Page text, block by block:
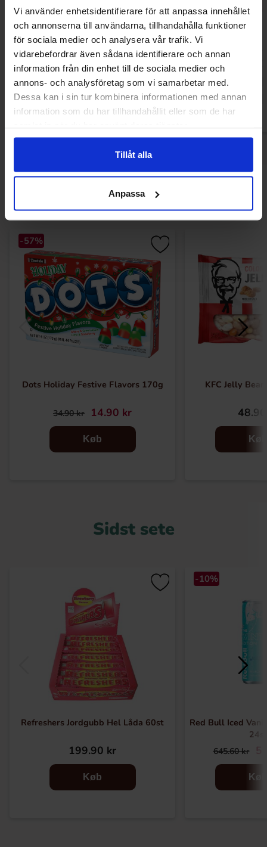
Vi använder enhetsidentifierare för att anpassa innehållet
och annonserna till användarna, tillhandahålla funktioner
för sociala medier och analysera vår trafik. Vi
vidarebefordrar även sådana identifierare och annan
information från din enhet till de sociala medier och
annons- och analysföretag som vi samarbetar med.
Dessa kan i sin tur kombinera informationen med annan
information som du har tillhandahållit eller som de har
Tillåt alla
Anpassa
Zaini Mjölkchokladägg med
hasselnötsfyllning 125g
44.90 kr
Køb
Andre kunne lide
-57%
Dots Holiday Festive Flavors 170g
34.90 kr 14.90 kr
Køb
KFC Jelly
Køb
Sidst sete
Refreshers Jordgubb Hel Låda 60st
199.90 kr
Køb
-10%
Red Bull Iced
24st
645.60 kr
Køb